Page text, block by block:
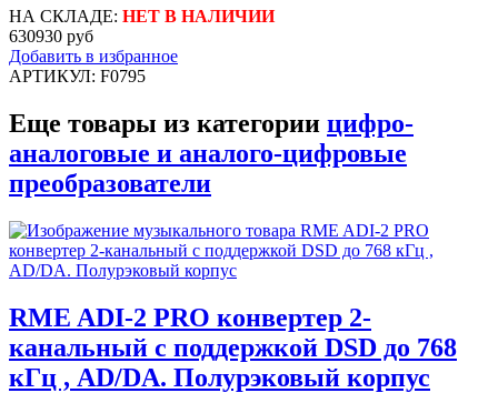
НА СКЛАДЕ: НЕТ В НАЛИЧИИ
630930 руб
Добавить в избранное
АРТИКУЛ: F0795
Еще товары из категории цифро-
аналоговые и аналого-цифровые
преобразователи
RME ADI-2 PRO конвертер 2-
канальный с поддержкой DSD до 768
кГц , AD/DA. Полурэковый корпус